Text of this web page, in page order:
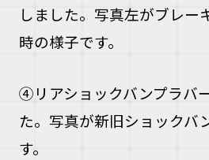
しました。写真左がブレー
時の様子です。
④リアショックバンプラバ
た。写真が新旧ショックバ
す。